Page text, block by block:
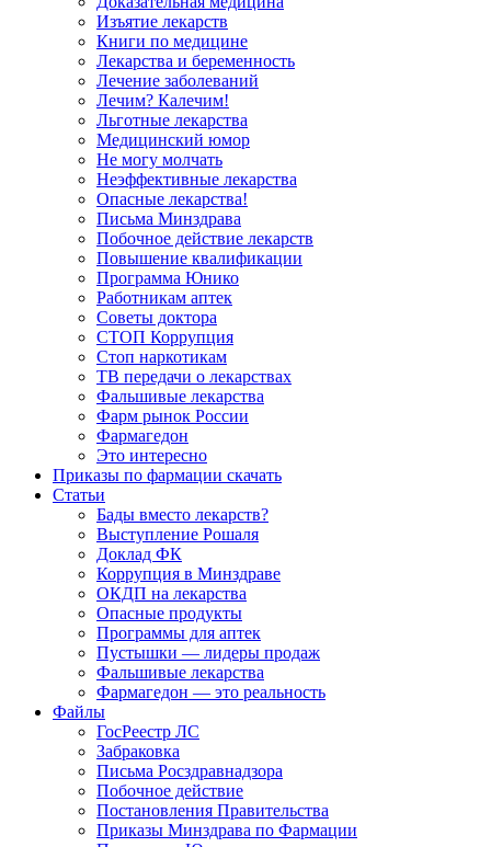
Изъятие лекарств
Книги по медицине
Лекарства и беременность
Лечение заболеваний
Лечим? Калечим!
Льготные лекарства
Медицинский юмор
Не могу молчать
Неэффективные лекарства
Опасные лекарства!
Письма Минздрава
Побочное действие лекарств
Повышение квалификации
Программа Юнико
Работникам аптек
Советы доктора
СТОП Коррупция
Стоп наркотикам
ТВ передачи о лекарствах
Фальшивые лекарства
Фарм рынок России
Фармагедон
Это интересно
Приказы по фармации скачать
Статьи
Бады вместо лекарств?
Выступление Рошаля
Доклад ФК
Коррупция в Минздраве
ОКДП на лекарства
Опасные продукты
Программы для аптек
Пустышки — лидеры продаж
Фальшивые лекарства
Фармагедон — это реальность
Файлы
ГосРеестр ЛС
Забраковка
Письма Росздравнадзора
Побочное действие
Постановления Правительства
Приказы Минздрава по Фармации